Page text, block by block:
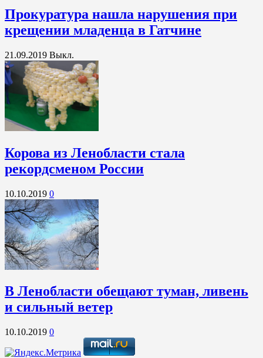
Прокуратура нашла нарушения при
крещении младенца в Гатчине
21.09.2019 Выкл.
Корова из Ленобласти стала
рекордсменом России
10.10.2019 0
В Ленобласти обещают туман, ливень
и сильный ветер
10.10.2019 0